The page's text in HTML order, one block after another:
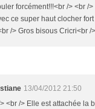
forcément!!!<br /> <br /
ce super haut clocher
/> Gros bisous Cricri<br />
13/04/2012 21:50
<br /> Elle est attachée la